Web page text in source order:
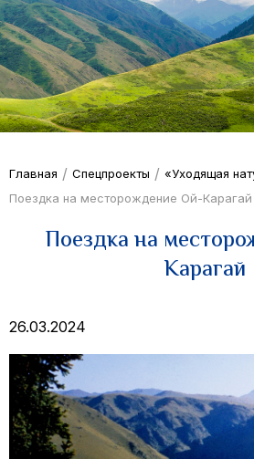
Главная / Спецпроекты / «Уходящая
Поездка на месторождение Ой-Карагай
Поездка на
Карагай
26.03.2024